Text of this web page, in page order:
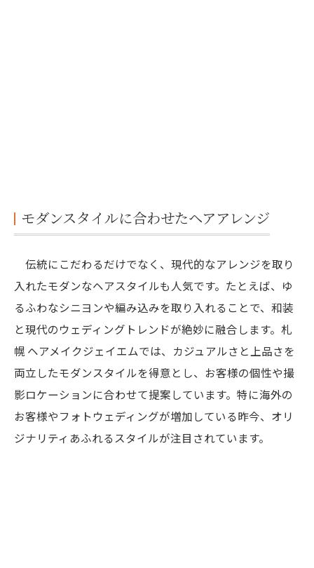
モダンスタイルに合わせたヘアアレンジ
伝統にこだわるだけでなく、現代的なアレンジを取り
入れたモダンなヘアスタイルも人気です。たとえば、ゆ
るふわなシニヨンや編み込みを取り入れることで、和装
と現代のウェディングトレンドが絶妙に融合します。札
幌 ヘアメイクジェイエムでは、カジュアルさと上品さを
両立したモダンスタイルを得意とし、お客様の個性や撮
影ロケーションに合わせて提案しています。特に海外の
お客様やフォトウェディングが増加している昨今、オリ
ジナリティあふれるスタイルが注目されています。